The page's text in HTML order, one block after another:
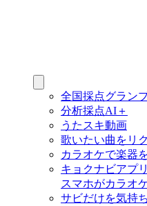
全国採点グラン
分析採点AI＋
うたスキ動画
歌いたい曲をリ
カラオケで楽器
キョクナビアプリ
スマホがカラオ
サビだけを気持